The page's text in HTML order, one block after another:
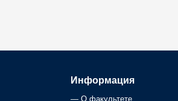
t
sИнформация
— О факультете